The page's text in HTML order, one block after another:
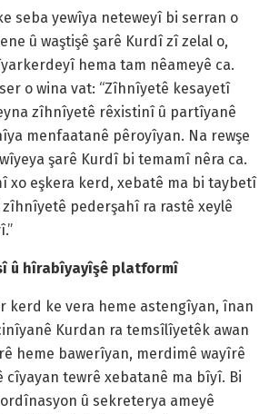
seba yewîya neteweyî bi serran o
û waştişê şarê Kurdî zî zelal o,
hema tam nêameyê ca.
o wina vat: “Zîhnîyetê kesayetî
zîhnîyetê rêxistinî û partîyanê
menfaatanê pêroyîyan. Na rewşe
şarê Kurdî bi temamî nêra ca.
xo eşkera kerd, xebatê ma bi taybetî
pederşahî ra rastê xeylê
û hîrabîyayîşê platformî
kerd ke vera heme astengîyan, înan
Kurdan ra temsîlîyetêk awan
heme bawerîyan, merdimê wayîrê
tewrê xebatanê ma bîyî. Bi
û sekreterya ameyê